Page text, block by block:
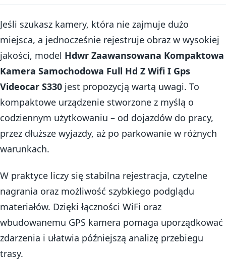
Jeśli szukasz kamery, która nie zajmuje dużo
miejsca, a jednocześnie rejestruje obraz w wysokiej
jakości, model Hdwr Zaawansowana Kompaktowa
Kamera Samochodowa Full Hd Z Wifi I Gps
Videocar S330 jest propozycją wartą uwagi. To
kompaktowe urządzenie stworzone z myślą o
codziennym użytkowaniu – od dojazdów do pracy,
przez dłuższe wyjazdy, aż po parkowanie w różnych
warunkach.
W praktyce liczy się stabilna rejestracja, czytelne
nagrania oraz możliwość szybkiego podglądu
materiałów. Dzięki łączności WiFi oraz
wbudowanemu GPS kamera pomaga uporządkować
zdarzenia i ułatwia późniejszą analizę przebiegu
trasy.